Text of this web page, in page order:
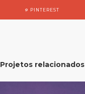
PINTEREST
Projetos relacionados